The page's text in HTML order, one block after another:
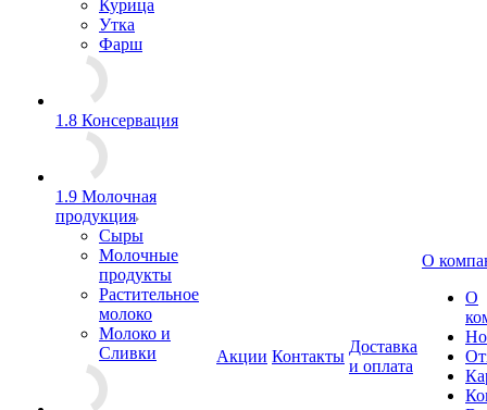
Курица
Утка
Фарш
1.8 Консервация
1.9 Молочная
продукция
Сыры
Молочные
продукты
Растительное
молоко
Молоко и
Сливки
Акции Контакты
Доставка
и оплата
О
О